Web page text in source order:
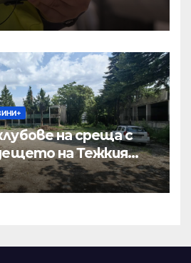
на среща с
на Тежкия